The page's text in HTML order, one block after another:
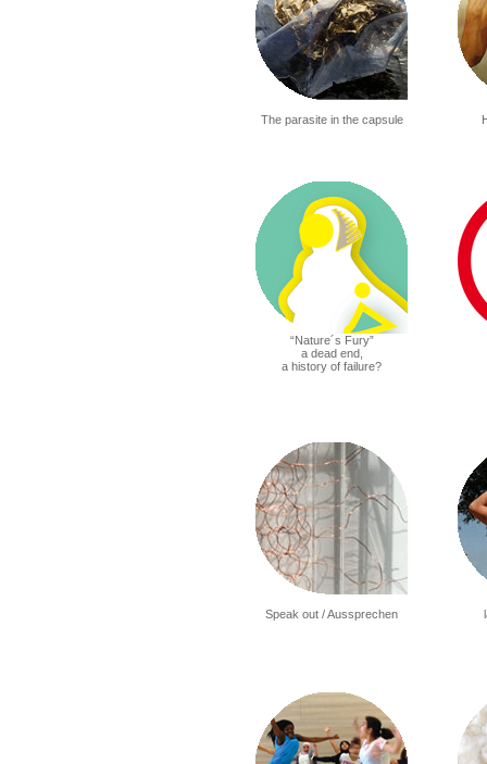
The parasite in the capsule
“Nature´s Fury”
a dead end,
a history of failure?
Speak out / Aussprechen